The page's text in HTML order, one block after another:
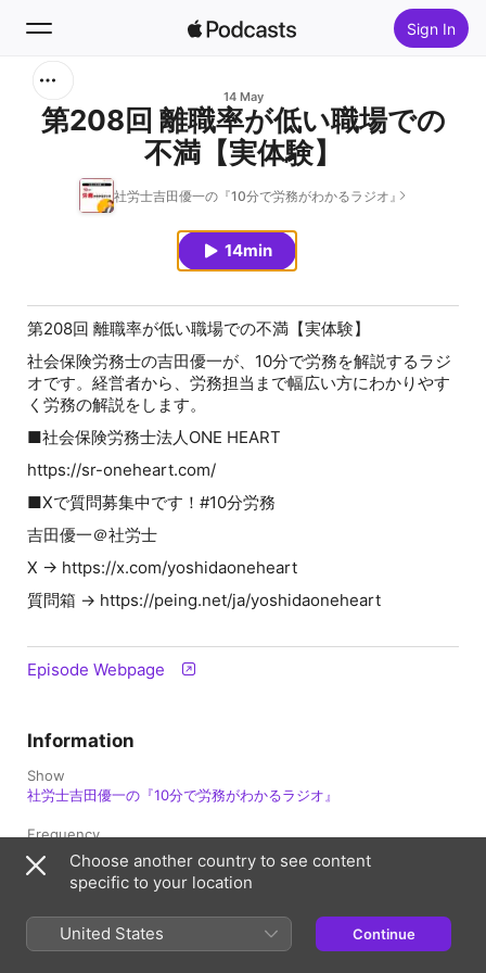
Sign In
New
14 May
第208回 離職率が低い職場での
不満【実体験】
社労士吉田優一の『10分で労務がわかるラジオ』
14min
第208回 離職率が低い職場での不満【実体験】
社会保険労務士の吉田優一が、10分で労務を解説するラジ
オです。経営者から、労務担当まで幅広い方にわかりやす
く労務の解説をします。
■社会保険労務士法人ONE HEART
⁠⁠⁠⁠⁠⁠⁠⁠⁠⁠⁠⁠⁠⁠⁠⁠⁠⁠⁠⁠⁠⁠⁠⁠⁠⁠⁠⁠⁠⁠⁠⁠⁠⁠⁠⁠⁠⁠⁠⁠⁠⁠⁠⁠⁠⁠⁠⁠⁠⁠⁠⁠⁠⁠⁠⁠⁠⁠⁠https://sr-oneheart.com/⁠⁠⁠⁠⁠⁠⁠⁠⁠⁠⁠⁠⁠⁠⁠⁠⁠⁠⁠⁠⁠⁠⁠⁠⁠⁠⁠⁠⁠⁠⁠⁠⁠⁠⁠⁠⁠⁠⁠⁠⁠⁠⁠⁠⁠⁠⁠⁠⁠⁠⁠⁠⁠⁠⁠⁠⁠⁠⁠
■Xで質問募集中です！#10分労務
吉田優一＠社労士
X → ⁠⁠⁠⁠⁠⁠⁠⁠⁠⁠⁠⁠⁠⁠⁠⁠⁠⁠⁠⁠⁠⁠⁠⁠⁠⁠⁠⁠⁠⁠⁠⁠⁠⁠⁠⁠⁠⁠⁠⁠⁠⁠⁠⁠⁠⁠⁠⁠⁠⁠⁠⁠⁠⁠⁠⁠⁠⁠⁠https://x.com/yoshidaoneheart⁠⁠⁠⁠⁠⁠⁠⁠⁠⁠⁠⁠⁠
質問箱 → ⁠⁠⁠⁠⁠⁠⁠⁠⁠⁠⁠⁠⁠⁠⁠⁠⁠⁠⁠⁠⁠⁠⁠⁠⁠⁠⁠⁠⁠⁠⁠⁠⁠⁠⁠⁠⁠⁠⁠⁠⁠⁠⁠⁠⁠⁠⁠⁠⁠⁠⁠⁠⁠⁠⁠⁠⁠⁠⁠https://peing.net/ja/yoshidaoneheart⁠
Episode Webpage
Information
Show
社労士吉田優一の『10分で労務がわかるラジオ』
Frequency
Updated weekly
Published
Length
Choose another country to see content
specific to your location
United States Continue